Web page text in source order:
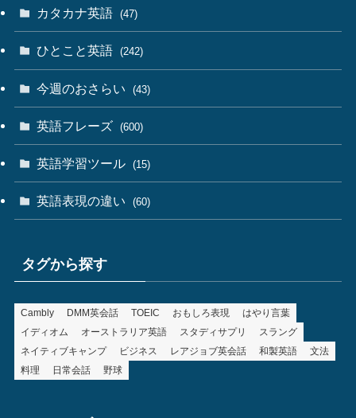
カタカナ英語 (47)
ひとこと英語 (242)
今週のおさらい (43)
英語フレーズ (600)
英語学習ツール (15)
英語表現の違い (60)
タグから探す
Cambly DMM英会話 TOEIC おもしろ表現
はやり言葉
イディオム
オーストラリア英語 スタディサプリ
スラング
ネイティブキャンプ
ビジネス レアジョブ英会話 和製英語
文法
料理
日常会話 野球